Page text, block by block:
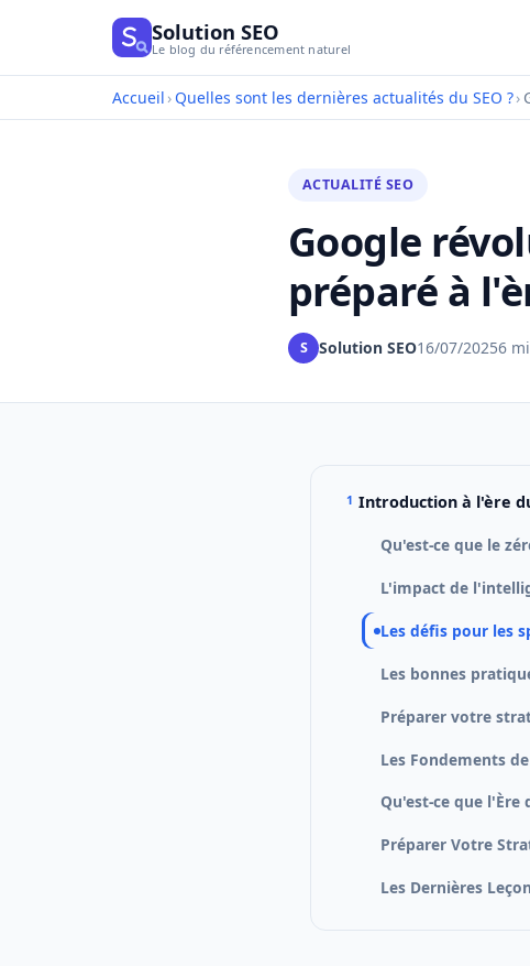
Solution SEO
Le blog du référencement naturel
Accueil › Quelles sont les dernières actualités du SEO ?›
ACTUALITÉ SEO
Google
préparé à
S Solution SEO16/07/20256
Introduction à l'ère
Qu'est-ce que le
L'impact de
Les défis pour les
Les bonnes
Préparer votre
Les Fondements
Qu'est-ce que l'Ère
Préparer Votre
Les Dernières